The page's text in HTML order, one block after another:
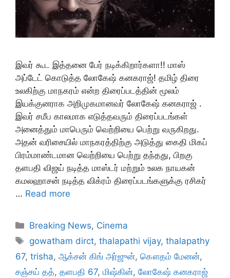
இவர் கூட இத்தனை பேர் நடிக்கிறார்களா!! மாஸ்
அப்டேட் கொடுத்த லோகேஷ் கனகராஜ்! தமிழ் திரை
உலகிற்கு மாநகரம் என்ற திரைப்படத்தின் மூலம்
இயக்குனராக அறிமுகமானவர் லோகேஷ் கனகராஜ் .
இவர் சமீப காலமாக எடுத்தவரும் திரைப்படங்கள்
அனைத்தும் மாபெரும் வெற்றியை பெற்று வருகிறது.
அதன் வரிசையில் மாநகரத்திற்கு அடுத்து கைதி மிகப்
பிரம்மாண்டமான வெற்றியை பெற்று தந்தது, பிறகு
தளபதி விஜய் நடித்த மாஸ்டர் மற்றும் உலக நாயகன்
கமலஹாசன் நடித்த விக்ரம் திரைப்படங்களுக்கு ரசிகர்
… Read more
Categories
Breaking News, Cinema
Tags
gowatham dirct,thalapathi vijay,thalapathy
67, trisha, ஆக்சன் கிங் அர்ஜுன், கௌதம் மேனன்,
சஞ்சய் தத், தளபதி 67, மிஷ்கின், லோகேஷ் கனகராஜ்